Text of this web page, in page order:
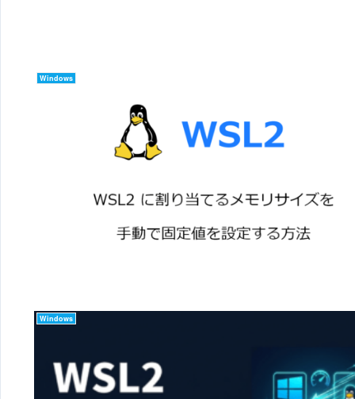
Windows
Windows